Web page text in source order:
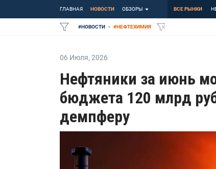
ГЛАВНАЯ НОВОСТИ ОБЗОРЫ ВСЕ РЫНКИ
#НОВОСТИ #НЕФТЕХИМИЯ
06 Июля, 2026
Нефтяники за июнь
бюджета 120 млрд
демпферу